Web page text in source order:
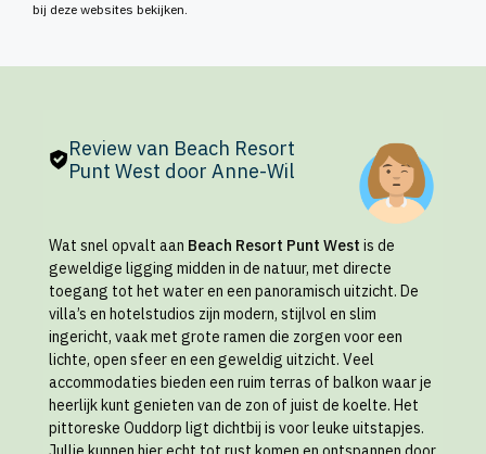
bij deze websites bekijken.
Review van Beach Resort
Punt West door Anne-Wil
Wat snel opvalt aan Beach Resort Punt West is de
geweldige ligging midden in de natuur, met directe
toegang tot het water en een panoramisch uitzicht. De
villa’s en hotelstudios zijn modern, stijlvol en slim
ingericht, vaak met grote ramen die zorgen voor een
lichte, open sfeer en een geweldig uitzicht. Veel
accommodaties bieden een ruim terras of balkon waar je
heerlijk kunt genieten van de zon of juist de koelte. Het
pittoreske Ouddorp ligt dichtbij is voor leuke uitstapjes.